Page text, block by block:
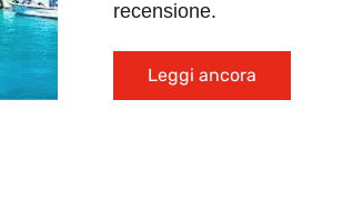
recensione.
Leggi ancora